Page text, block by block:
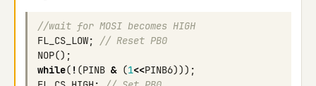
//wait for MOSI becomes HIGH
FL_CS_LOW;
// Reset PB0
NOP();
while( ! (PINB & (1<<PINB6)));